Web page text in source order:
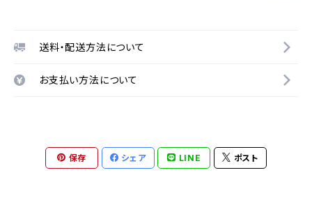
送料・配送方法について
お支払い方法について
保存 シェア LINE ポスト